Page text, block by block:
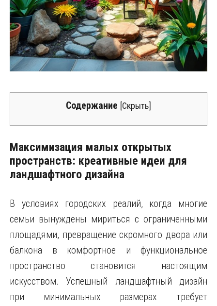
Содержание [Скрыть]
Максимизация малых открытых
пространств: креативные идеи для
ландшафтного дизайна
В условиях городских реалий, когда многие
семьи вынуждены мириться с ограниченными
площадями, превращение скромного двора или
балкона в комфортное и функциональное
пространство становится настоящим
искусством. Успешный ландшафтный дизайн
при минимальных размерах требует